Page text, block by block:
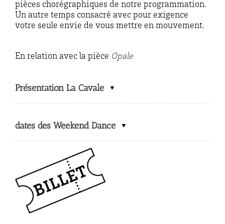
pièces chorégraphiques de notre programmation.
Un autre temps consacré avec pour exigence
votre seule envie de vous mettre en mouvement.
En relation avec la pièce Opale
Présentation La Cavale
dates des Weekend Dance